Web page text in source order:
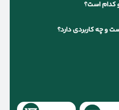
کدام است؟
و چه کاربردی دارد؟